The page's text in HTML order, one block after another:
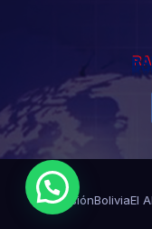
MisiónBoliviaEl